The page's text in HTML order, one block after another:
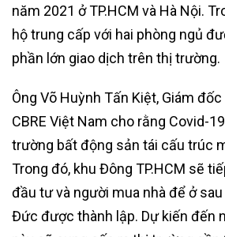
năm 2021 ở TP.HCM và Hà Nội.
hộ trung cấp với hai phòng ngủ
phần lớn giao dịch trên thị trường.
Ông Võ Huỳnh Tấn Kiệt, Giám
CBRE Việt Nam cho rằng Covid-
trường bất động sản tái cấu trúc
Trong đó, khu Đông TP.HCM sẽ
đầu tư và người mua nhà để ở
Đức được thành lập. Dự kiến đến